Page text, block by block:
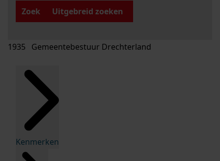
Zoek
Uitgebreid zoeken
1935 Gemeentebestuur Drechterland
Kenmerken